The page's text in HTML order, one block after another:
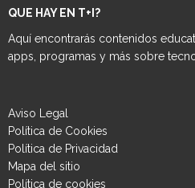
QUE HAY EN T+I?
Aquí encontrarás contenidos
apps, programas y más sobre
Aviso Legal
Política de Cookies
Política de Privacidad
Mapa del sitio
Política de cookies